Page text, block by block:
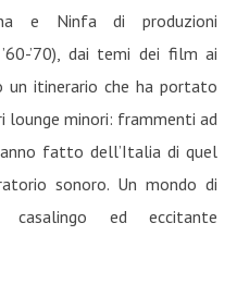
e Ninfa di produzioni
’70), dai temi dei film ai
itinerario che ha portato
lounge minori: frammenti ad
fatto dell’Italia di quel
sonoro. Un mondo di
ed eccitante